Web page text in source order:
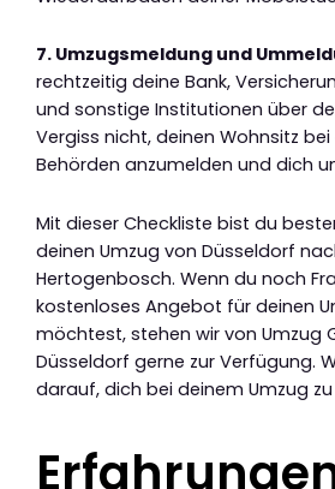
7. Umzugsmeldung und
rechtzeitig deine Bank,
und sonstige Institutionen über
Vergiss nicht, deinen Wohnsitz
Behörden anzumelden und dich
Mit dieser Checkliste bist du
deinen Umzug von Düsseldorf
Hertogenbosch. Wenn du noch
kostenloses Angebot für deinen
möchtest, stehen wir von Umzug
Düsseldorf gerne zur Verfügung.
darauf, dich bei deinem Umzug